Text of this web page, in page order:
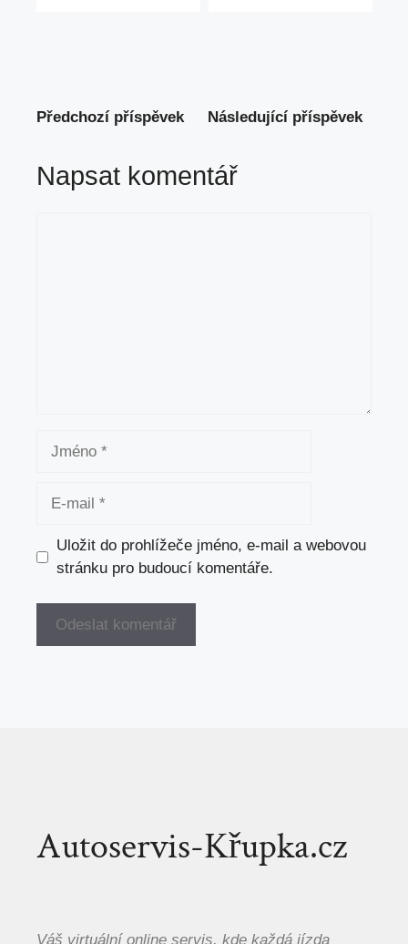
Předchozí příspěvek Následující příspěvek
Napsat komentář
Jméno
Uložit do prohlížeče jméno, e-mail a webovou
stránku pro budoucí komentáře.
Autoservis-Křupka.cz
Váš virtuální online servis, kde každá jízda